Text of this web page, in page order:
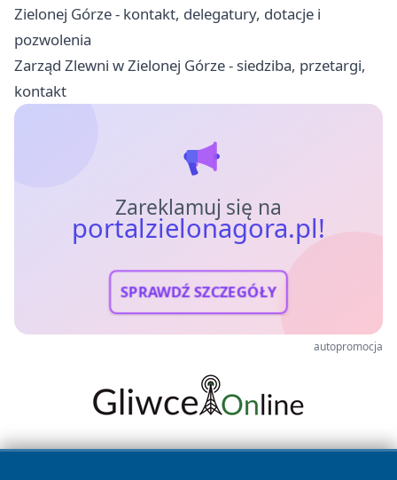
Zielonej Górze - kontakt, delegatury, dotacje i
pozwolenia
Zarząd Zlewni w Zielonej Górze - siedziba, przetargi,
kontakt
Zareklamuj się na
portalzielonagora.pl!
SPRAWDŹ SZCZEGÓŁY
autopromocja